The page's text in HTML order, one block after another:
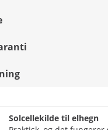
Solcellekilde til elhegn